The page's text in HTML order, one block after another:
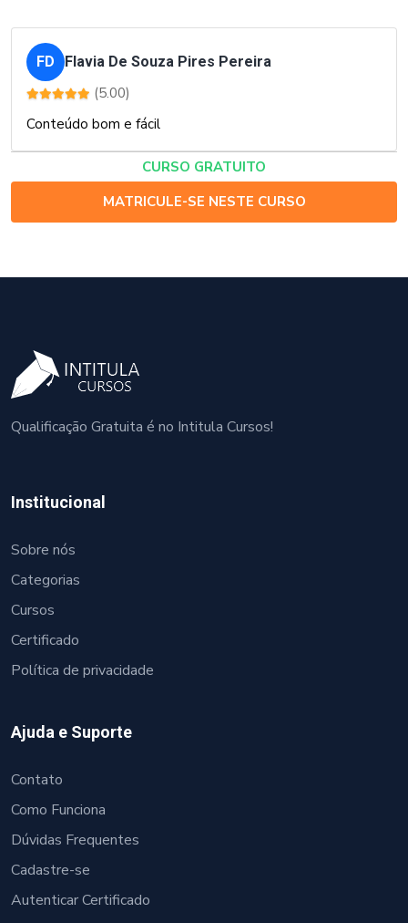
FD Flavia De Souza Pires Pereira
(5.00)
Conteúdo bom e fácil
CURSO GRATUITO
MATRICULE-SE NESTE CURSO
Qualificação Gratuita é no Intitula Cursos!
Institucional
Sobre nós
Categorias
Cursos
Certificado
Política de privacidade
Ajuda e Suporte
Contato
Como Funciona
Dúvidas Frequentes
Cadastre-se
Autenticar Certificado